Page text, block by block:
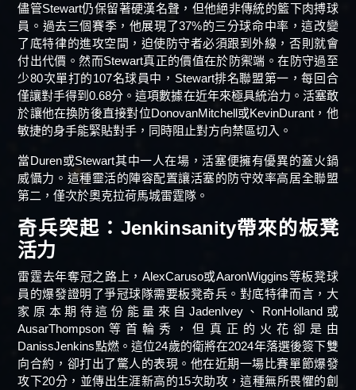
儘管Stewart仍保留著硬漢名聲，但他絕非傳統的籃下肉搏球
員。過去三個賽季，他展現了37%的三分球命中率，這改變
了底特律的進攻空間，迫使防守者必須跟到外線，否則就會
付出代價。然而Stewart真正的價值在於防禦端。在防守過至
少80次單打的107名球員中，Stewart排名聯盟第一，每回合
僅讓對手得到0.68分。這項數據在近年來極具統治力。活塞敢
於讓他在換防後直接對位DonovanMitchell或KevinDurant，他
敏捷的身手能緊貼對手，同時阻止對方向禁區切入。
當Duren或Stewart其中一人在場，活塞便擁有優異的蓋火鍋
威懾力。這種靈活的陣容配置讓活塞的防守效率高居全聯盟
第二，僅次於奧克拉荷馬城雷霆隊。
奇兵突起：Jenkinsanity帶來的板凳
活力
雷霆去年奪冠之路上，AlexCaruso或AaronWiggins等板凳球
員的爆發證明了爭冠球隊需要板凳奇兵。對底特律而言，大
家原本期待這份能量來自JadenIvey、RonHolland或
AusarThompson等首輪秀，但真正的火花卻是由
DanissJenkins點燃。這位24歲的衛將在2024年落選後簽下雙
向合約，卻打出了驚人的表現。他在近期一場比賽單節爆發
攻下20分，並傳出生涯新高的15次助攻，這種無所畏懼的創